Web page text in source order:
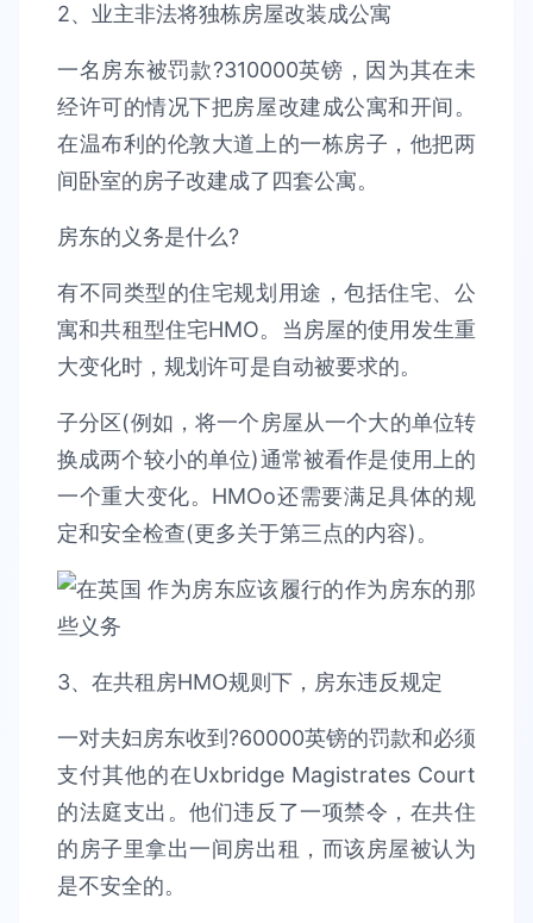
2、业主非法将独栋房屋改装成公寓
一名房东被罚款?310000英镑，因为其在未
经许可的情况下把房屋改建成公寓和开间。
在温布利的伦敦大道上的一栋房子，他把两
间卧室的房子改建成了四套公寓。
房东的义务是什么?
有不同类型的住宅规划用途，包括住宅、公
寓和共租型住宅HMO。当房屋的使用发生重
大变化时，规划许可是自动被要求的。
子分区(例如，将一个房屋从一个大的单位转
换成两个较小的单位)通常被看作是使用上的
一个重大变化。HMOo还需要满足具体的规
定和安全检查(更多关于第三点的内容)。
3、在共租房HMO规则下，房东违反规定
一对夫妇房东收到?60000英镑的罚款和必须
支付其他的在Uxbridge Magistrates Court
的法庭支出。他们违反了一项禁令，在共住
的房子里拿出一间房出租，而该房屋被认为
是不安全的。